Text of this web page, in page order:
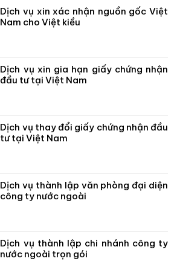
Dịch vụ xin xác nhận nguồn gốc Việt
Nam cho Việt kiều
Dịch vụ xin gia hạn giấy chứng nhận
đầu tư tại Việt Nam
Dịch vụ thay đổi giấy chứng nhận đầu
tư tại Việt Nam
Dịch vụ thành lập văn phòng đại diện
công ty nước ngoài
Dịch vụ thành lập chi nhánh công ty
nước ngoài trọn gói